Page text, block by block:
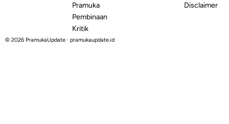
Pramuka
Pembinaan
Kritik
Disclaimer
© 2026 PramukaUpdate · pramukaupdate.id